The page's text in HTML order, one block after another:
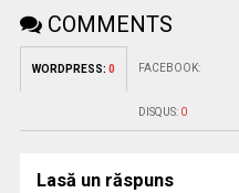
COMMENTS
WORDPRESS: 0 FACEBOOK:
DISQUS: 0
Lasă un răspuns